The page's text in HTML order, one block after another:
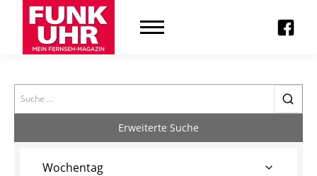
Search
Erweiterte Suche
Wochentag